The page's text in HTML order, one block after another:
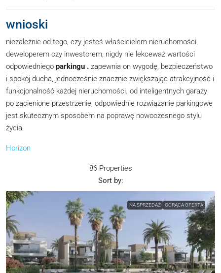
wnioski
niezależnie od tego, czy jesteś właścicielem nieruchomości,
deweloperem czy inwestorem, nigdy nie lekceważ wartości
odpowiedniego parkingu . zapewnia on wygodę, bezpieczeństwo
i spokój ducha, jednocześnie znacznie zwiększając atrakcyjność i
funkcjonalność każdej nieruchomości. od inteligentnych garaży
po zacienione przestrzenie, odpowiednie rozwiązanie parkingowe
jest skutecznym sposobem na poprawę nowoczesnego stylu
życia.
Horizon
86 Properties
Sort by:
NA SPRZEDAŻ GORĄCA OFERTA